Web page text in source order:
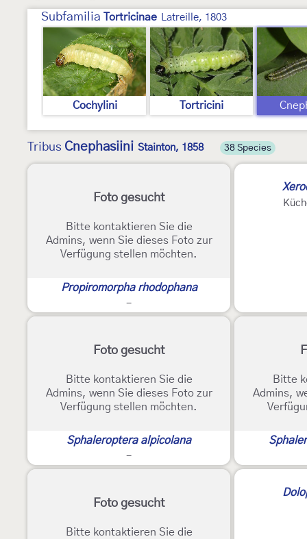
Subfamilia Tortricinae Latreille, 1803
Cochylini Tortricini
Tribus Cnephasiini Stainton, 1858 38 Species
Foto gesucht
Bitte kontaktieren Sie die
Admins, wenn Sie dieses Foto zur
Verfügung stellen möchten.
Propiromorpha rhodophana
-
Foto gesucht
Bitte kontaktieren Sie die
Admins, wenn Sie dieses Foto zur
Verfügung stellen möchten.
Sphaleroptera alpicolana
-
Bitte
Admins,
Foto gesucht
Bitte kontaktieren Sie die